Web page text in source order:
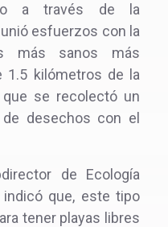
a través de la
esfuerzos con la
más sanos más
1.5 kilómetros de la
que se recolectó un
desechos con el
de Ecología
indicó que, este tipo
tener playas libres